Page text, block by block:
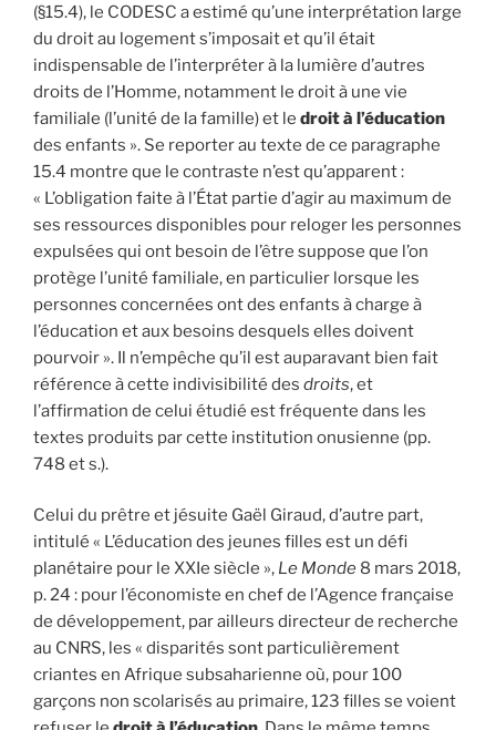
(§15.4), le CODESC a estimé qu’une interprétation large
du droit au logement s’imposait et qu’il était
indispensable de l’interpréter à la lumière d’autres
droits de l’Homme, notamment le droit à une vie
familiale (l’unité de la famille) et le droit à l’éducation
des enfants ». Se reporter au texte de ce paragraphe
15.4 montre que le contraste n’est qu’apparent :
« L’obligation faite à l’État partie d’agir au maximum de
ses ressources disponibles pour reloger les personnes
expulsées qui ont besoin de l’être suppose que l’on
protège l’unité familiale, en particulier lorsque les
personnes concernées ont des enfants à charge à
l’éducation et aux besoins desquels elles doivent
pourvoir ». Il n’empêche qu’il est auparavant bien fait
référence à cette indivisibilité des droits, et
l’affirmation de celui étudié est fréquente dans les
textes produits par cette institution onusienne (pp.
748 et s.).
Celui du prêtre et jésuite Gaël Giraud, d’autre part,
intitulé « L’éducation des jeunes filles est un défi
planétaire pour le XXIe siècle », Le Monde 8 mars 2018,
p. 24 : pour l’économiste en chef de l’Agence française
de développement, par ailleurs directeur de ­recherche
au CNRS, les « disparités sont particulièrement
criantes en Afrique subsaharienne où, pour 100
garçons non scolarisés au primaire, 123 filles se voient